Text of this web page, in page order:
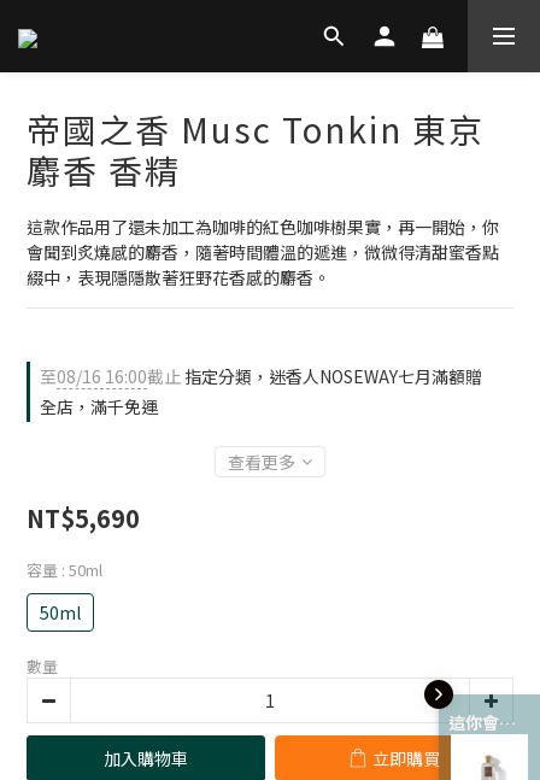
這你會愛 💘
帝國之香 Musc Tonkin 東京
麝香 香精
這款作品用了還未加工為咖啡的紅色咖啡樹果實，再一開始，你
會聞到炙燒感的麝香，隨著時間體溫的遞進，微微得清甜蜜香點
綴中，表現隱隱散著狂野花香感的麝香。
至08/16 16:00截止 指定分類，迷香人NOSEWAY七月滿額贈
全店，滿千免運
查看更多
NT$5,690
容量 : 50ml
50ml
數量
加入購物車 立即購買